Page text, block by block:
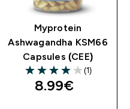
Myprotein
Ashwagandha KSM66
Capsules (CEE)
4 out of 5 stars
(1)
8.99€‎